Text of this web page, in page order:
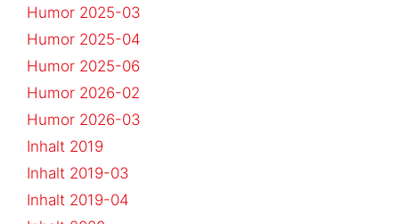
Humor 2025-03
Humor 2025-04
Humor 2025-06
Humor 2026-02
Humor 2026-03
Inhalt 2019
Inhalt 2019-03
Inhalt 2019-04